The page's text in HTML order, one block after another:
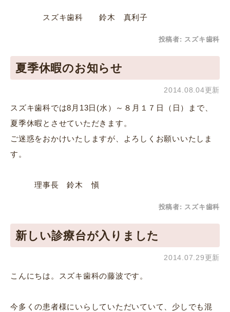
スズキ歯科 鈴木 真利子
投稿者: スズキ歯科
夏季休暇のお知らせ
2014.08.04更新
スズキ歯科では8月13日(水）～８月１７日（日）まで、
夏季休暇とさせていただきます。
ご迷惑をおかけいたしますが、よろしくお願いいたしま
す。
理事長 鈴木 愼
投稿者: スズキ歯科
新しい診療台が入りました
2014.07.29更新
こんにちは。スズキ歯科の藤波です。
今多くの患者様にいらしていただいていて、少しでも混